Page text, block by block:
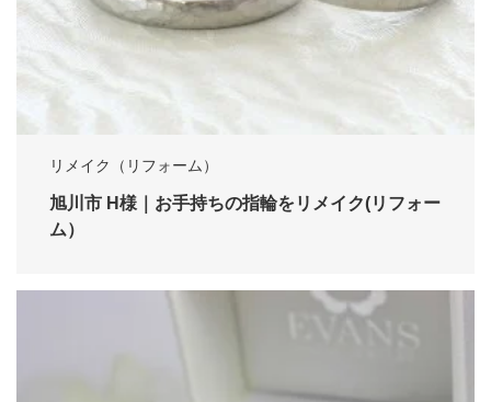
リメイク（リフォーム）
旭川市 H様｜お手持ちの指輪をリメイク(リフォー
ム）